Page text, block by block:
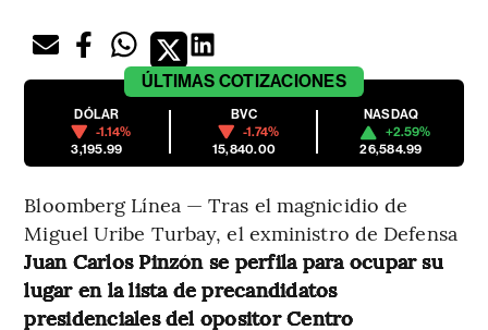
ÚLTIMAS COTIZACIONES
DÓLAR
-1.14%
3,195.99
BVC
-1.74%
15,840.00
NASDAQ
+2.59%
26,584.99
Bloomberg Línea — Tras el magnicidio de
Miguel Uribe Turbay, el exministro de Defensa
Juan Carlos Pinzón se perfila para ocupar su
lugar en la lista de precandidatos
presidenciales del opositor Centro